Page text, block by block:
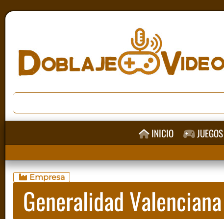
INICIO JUEGOS
Empresa
Generalidad Valenciana